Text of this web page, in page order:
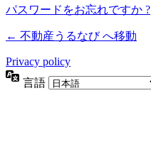
パスワードをお忘れですか ?
← 不動産うるなび へ移動
Privacy policy
言語